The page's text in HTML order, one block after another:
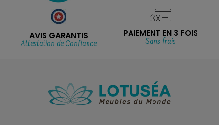
AVIS GARANTIS
Attestation de Confiance
PAIEMENT EN 3 FOIS
Sans frais